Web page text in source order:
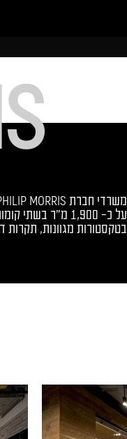
משרדי חברת MORRIS
על כ- 1,900 מ"ר
בטקסטורות מגוונות, תקרות